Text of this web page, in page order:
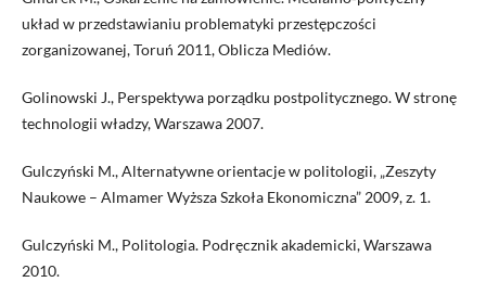
układ w przedstawianiu problematyki przestępczości
zorganizowanej, Toruń 2011, Oblicza Mediów.
Golinowski J., Perspektywa porządku postpolitycznego. W stronę
technologii władzy, Warszawa 2007.
Gulczyński M., Alternatywne orientacje w politologii, „Zeszyty
Naukowe – Almamer Wyższa Szkoła Ekonomiczna” 2009, z. 1.
Gulczyński M., Politologia. Podręcznik akademicki, Warszawa
2010.